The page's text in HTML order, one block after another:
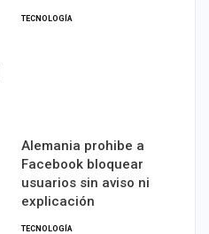
TECNOLOGÍA
Alemania prohibe a
Facebook bloquear
usuarios sin aviso ni
explicación
TECNOLOGÍA